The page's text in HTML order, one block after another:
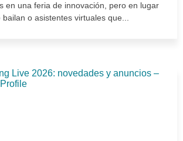
en una feria de innovación, pero en lugar
o asistentes virtuales que...